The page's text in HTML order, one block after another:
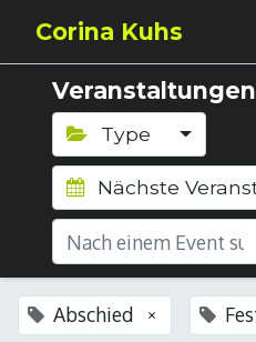
Corina Kuhs
Veranstaltungen
Type
Nächste
Abschied ×